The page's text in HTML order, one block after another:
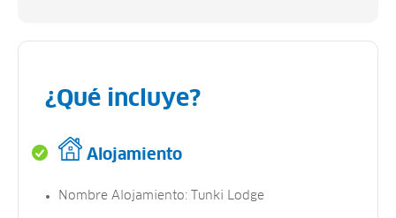
¿Qué incluye?
Alojamiento
Nombre Alojamiento: Tunki Lodge